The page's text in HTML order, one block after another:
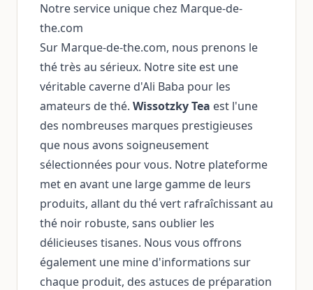
Notre service unique chez Marque-de-
the.com
Sur Marque-de-the.com, nous prenons le
thé très au sérieux. Notre site est une
véritable caverne d'Ali Baba pour les
amateurs de thé. Wissotzky Tea est l'une
des nombreuses marques prestigieuses
que nous avons soigneusement
sélectionnées pour vous. Notre plateforme
met en avant une large gamme de leurs
produits, allant du thé vert rafraîchissant au
thé noir robuste, sans oublier les
délicieuses tisanes. Nous vous offrons
également une mine d'informations sur
chaque produit, des astuces de préparation